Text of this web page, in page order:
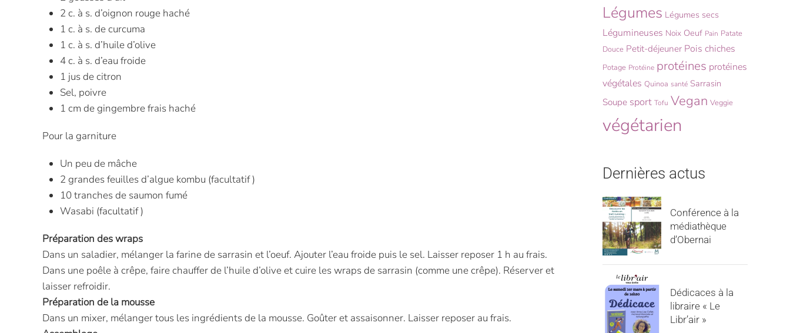
2 c. à s. d’oignon rouge haché
1 c. à s. de curcuma
1 c. à s. d’huile d’olive
4 c. à s. d’eau froide
1 jus de citron
Sel, poivre
1 cm de gingembre frais haché
Pour la garniture
Un peu de mâche
2 grandes feuilles d’algue kombu (facultatif )
10 tranches de saumon fumé
Wasabi (facultatif )
Préparation des wraps
Dans un saladier, mélanger la farine de sarrasin et l’oeuf. Ajouter l’eau froide puis le sel. Laisser reposer 1 h au frais.
Dans une poêle à crêpe, faire chauffer de l’huile d’olive et cuire les wraps de sarrasin (comme une crêpe). Réserver et
laisser refroidir.
Préparation de la mousse
Dans un mixer, mélanger tous les ingrédients de la mousse. Goûter et assaisonner. Laisser reposer au frais.
Légumes Légumes secs
Légumineuses Noix Oeuf Pain Patate
Douce Petit-déjeuner Pois chiches
Potage Protéine protéines protéines
végétales Quinoa santé Sarrasin
Soupe sport Tofu Vegan Veggie
végétarien
Dernières actus
Conférence à la
médiathèque
d’Obernai
Dédicaces à la
libraire « Le
Libr’air »